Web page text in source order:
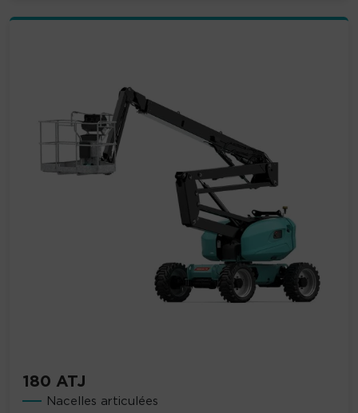
180 ATJ
Nacelles articulées